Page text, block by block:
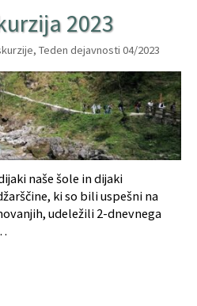
2023
, Teden dejavnosti 04/2023
naše šole in dijaki
ki so bili uspešni na
udeležili 2-dnevnega